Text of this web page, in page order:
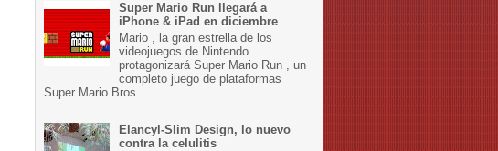
Super Mario Run llegará a
iPhone & iPad en diciembre
Mario , la gran estrella de los
videojuegos de Nintendo
protagonizará Super Mario Run , un
completo juego de plataformas
Super Mario Bros. ...
Elancyl-Slim Design, lo nuevo
contra la celulitis